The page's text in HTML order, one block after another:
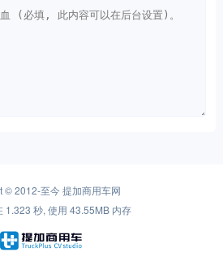
© 2012-至今提加商用车网
1.323 秒, 使用 43.55MB 内存